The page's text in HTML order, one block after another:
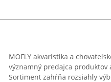
MOFLY akvaristika a
významný predajca produktov
Sortiment zahŕňa rozsiahly